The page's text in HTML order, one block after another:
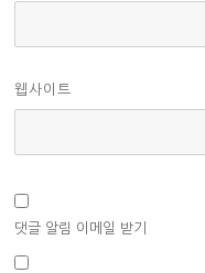
웹사이트
댓글 알림 이메일 받기